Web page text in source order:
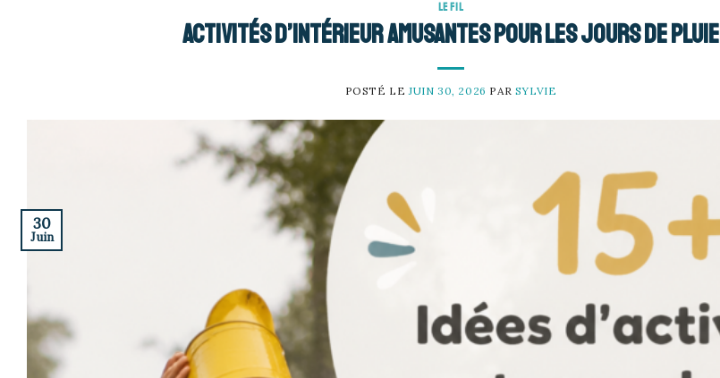
LE FIL
Activités d’intérieur amusantes pour les jours de pluie
POSTÉ LEJUIN 30, 2026 PAR SYLVIE
30
Juin